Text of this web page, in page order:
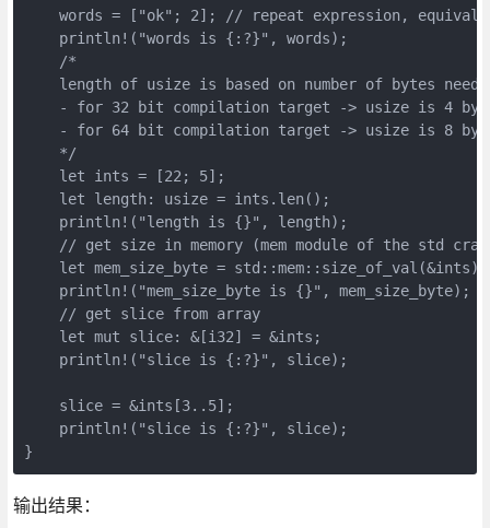
words = ["ok"; 2]; // repeat expression,
    println!("words is {:?}", words);
    /*
length of usize is based on number of bytes
- for 32 bit compilation target -> usize is 4
- for 64 bit compilation target -> usize is 8
    */
    let ints = [22; 5];
    let length: usize = ints.len();
    println!("length is {}", length);
// get size in memory (mem module of the std
    let mem_size_byte = std::mem::size_of_val(&ints);
    println!("mem_size_byte is {}", mem_size_byte);
    // get slice from array
    let mut slice: &[i32] = &ints;
    println!("slice is {:?}", slice);
    slice = &ints[3..5];
    println!("slice is {:?}", slice);
输出结果：